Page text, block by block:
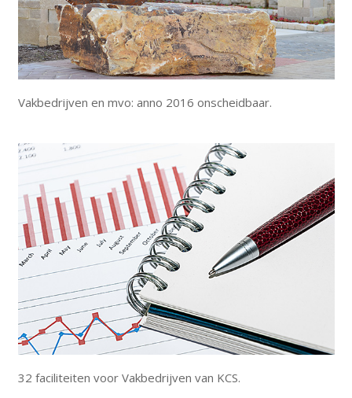
Vakbedrijven en mvo: anno 2016 onscheidbaar.
32 faciliteiten voor Vakbedrijven van KCS.